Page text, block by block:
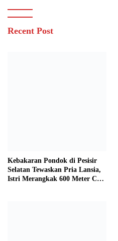
Recent Post
Kebakaran Pondok di Pesisir
Selatan Tewaskan Pria Lansia,
Istri Merangkak 600 Meter Cari